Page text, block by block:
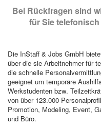
Bei Rückfragen sind
für Sie
Die InStaff & Jobs GmbH
über die sie Arbeitnehmer für
die schnelle
geeignet um temporäre
Werkstudenten bzw.
von über 123.000
Promotion, Modeling, Event,
und Büro.